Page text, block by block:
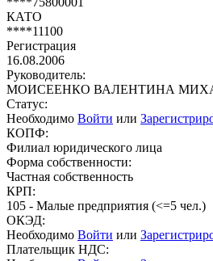
КАТО
****11100
Регистрация
16.08.2006
Руководитель:
МОИСЕЕНКО ВАЛЕНТИНА
Статус:
Необходимо Войти или
КОПФ:
Филиал юридического лица
Форма собственности:
Частная собственность
КРП:
105 - Малые предприятия (<=5 чел.)
ОКЭД:
Необходимо Войти или
Плательщик НДС: